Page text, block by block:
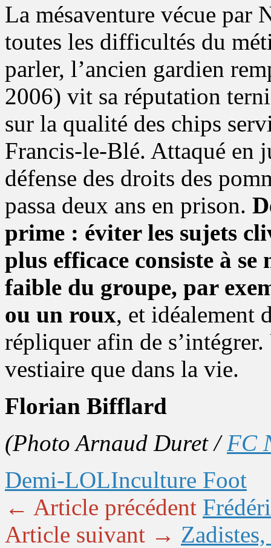
La mésaventure vécue par
toutes les difficultés du
parler, l’ancien gardien
2006) vit sa réputation
sur la qualité des chips
Francis-le-Blé. Attaqué en
défense des droits des
passa deux ans en prison.
prime : éviter les sujets
plus efficace consiste à
faible du groupe, par
ou un roux, et idéalement
répliquer afin de
vestiaire que dans la vie.
Florian Bifflard
(Photo Arnaud Duret /FC
Demi-LOLInculture Foot
← Article précédent
Article suivant →